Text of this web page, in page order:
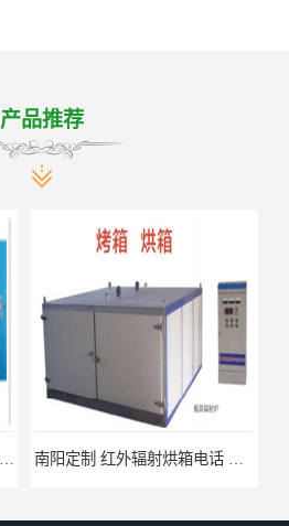
产品推荐
安阳红外辐射烘箱规格 实用性强